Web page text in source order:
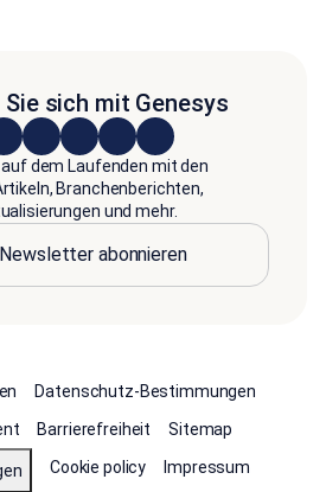
Sie sich mit Genesys
auf dem Laufenden mit den
Branchenberichten,
und mehr.
Newsletter abonnieren
Datenschutz-Bestimmungen
Barrierefreiheit Sitemap
Cookie policy Impressum